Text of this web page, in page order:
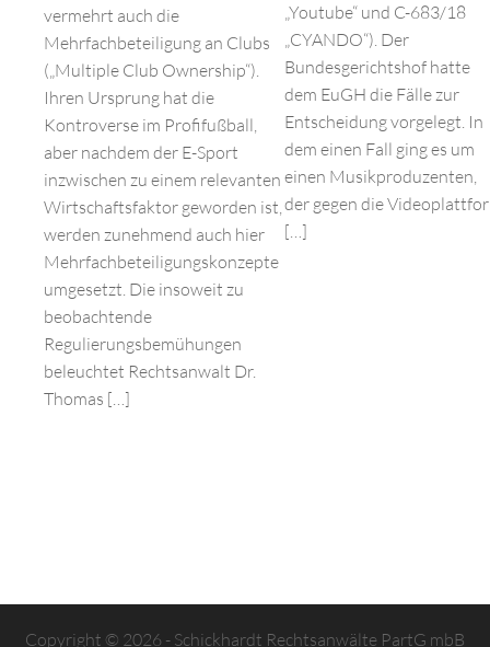
vermehrt auch die
Mehrfachbeteiligung an Clubs
(„Multiple Club Ownership“).
Ihren Ursprung hat die
Kontroverse im Profifußball,
aber nachdem der E-Sport
inzwischen zu einem relevanten
Wirtschaftsfaktor geworden ist,
werden zunehmend auch hier
Mehrfachbeteiligungskonzepte
umgesetzt. Die insoweit zu
beobachtende
Regulierungsbemühungen
beleuchtet Rechtsanwalt Dr.
Thomas […]
„Youtube“ und C-683/18
„CYANDO“). Der
Bundesgerichtshof hatte
dem EuGH die Fälle zur
Entscheidung vorgelegt. In
dem einen Fall ging es um
einen Musikproduzenten,
der gegen die
[…]
Copyright © 2026 - Schickhardt Rechtsanwälte PartG mbB